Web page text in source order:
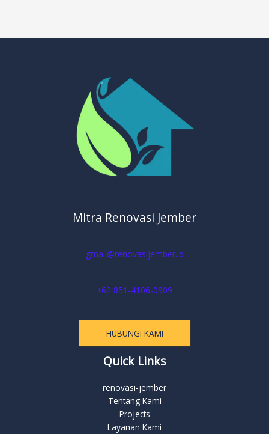
Mitra Renovasi Jember
gmail@renovasijember.id
+62 851-4106-0909
HUBUNGI KAMI
Quick Links
renovasi-jember
Tentang Kami
Projects
Layanan Kami